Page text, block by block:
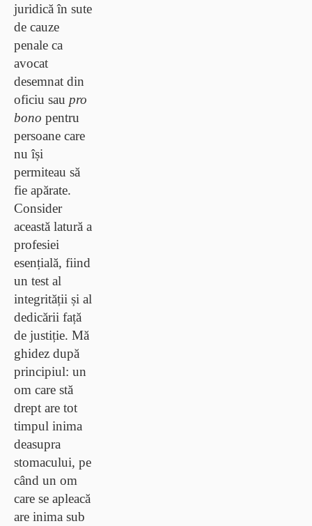
juridică în sute
de cauze
penale ca
avocat
desemnat din
oficiu sau pro
bono pentru
persoane care
nu își
permiteau să
fie apărate.
Consider
această latură a
profesiei
esențială, fiind
un test al
integrității și al
dedicării față
de justiție. Mă
ghidez după
principiul: un
om care stă
drept are tot
timpul inima
deasupra
stomacului, pe
când un om
care se apleacă
are inima sub